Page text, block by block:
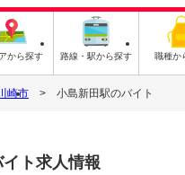
から探す 路線・駅から探す 職種か
崎市 小島新田駅のバイト
ト求人情報